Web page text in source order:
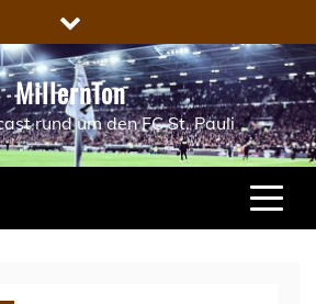
MillernTon
rund um den FC St. Pauli